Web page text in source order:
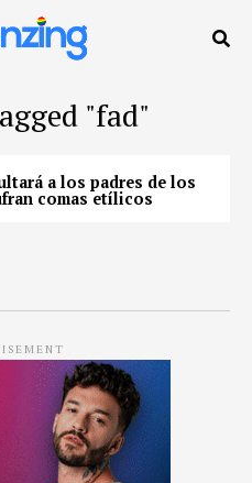
"fad"
a los padres de los
comas etílicos